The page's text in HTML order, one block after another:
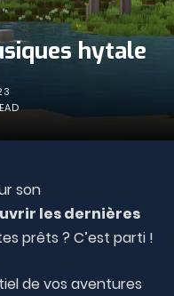
hytale
son
les dernières
prêts ? C’est parti !
de vos aventures